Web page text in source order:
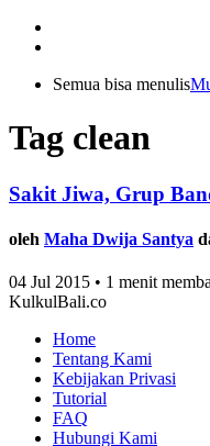
Semua bisa menulis
Tag clean
Sakit Jiwa, Grup
oleh Maha Dwija Santya
04 Jul 2015 • 1 menit
KulkulBali.co
Home
Tentang Kami
Kebijakan Privasi
Tutorial
FAQ
Hubungi Kami